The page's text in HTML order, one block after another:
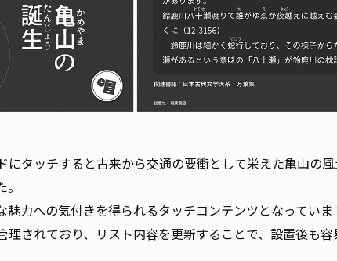
タッチすると古来から交通の要衝として栄えた亀山の
力への気付きを得られるタッチコンテンツとなっていま
されており、リスト内容を更新することで、設置後も容